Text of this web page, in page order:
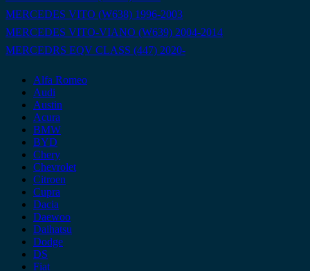
MERCEDES VITO (W638) 1996-2003
MERCEDES VITO-VIANO (W639) 2004-2014
MERCEDRS EQV CLASS (447) 2020-
Alfa Romeo
Audi
Austin
Acura
BMW
BYD
Chery
Chevrolet
Citroen
Cupra
Dacia
Daewoo
Daihatsu
Dodge
DS
Fiat